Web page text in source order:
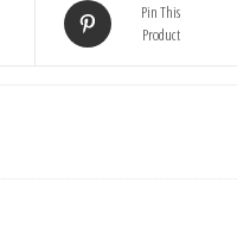
Pin This
Product